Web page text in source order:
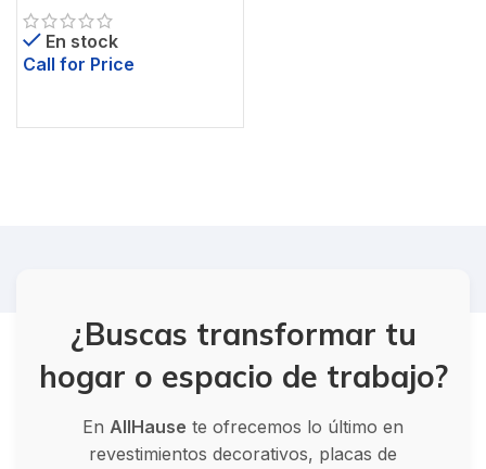
En stock
Call for Price
¿Buscas transformar tu
hogar o espacio de trabajo?
En AllHause te ofrecemos lo último en
revestimientos decorativos, placas de